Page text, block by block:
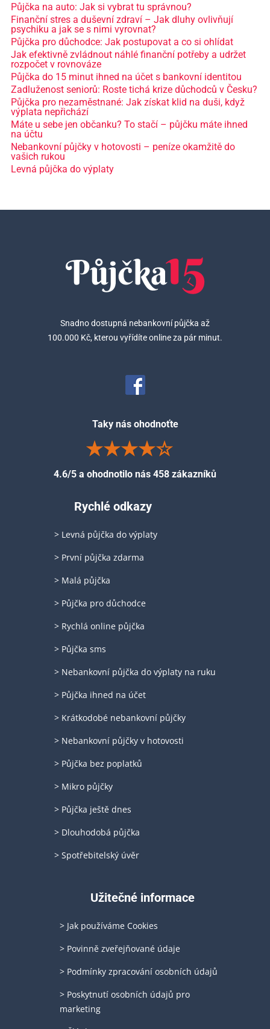
Půjčka na auto: Jak si vybrat tu správnou?
Finanční stres a duševní zdraví – Jak dluhy ovlivňují
psychiku a jak se s nimi vyrovnat?
Půjčka pro důchodce: Jak postupovat a co si ohlídat
Jak efektivně zvládnout náhlé finanční potřeby a udržet
rozpočet v rovnováze
Půjčka do 15 minut ihned na účet s bankovní identitou
Zadluženost seniorů: Roste tichá krize důchodců v Česku?
Půjčka pro nezaměstnané: Jak získat klid na duši, když
výplata nepřichází
Máte u sebe jen občanku? To stačí – půjčku máte ihned
na účtu
Nebankovní půjčky v hotovosti – peníze okamžitě do
vašich rukou
Levná půjčka do výplaty
Snadno dostupná nebankovní půjčka až
100.000 Kč, kterou vyřídíte online za pár minut.
Taky nás ohodnoťte
4.6/5 a ohodnotilo nás 458 zákazníků
Rychlé odkazy
> Levná půjčka do výplaty
> První půjčka zdarma
> Malá půjčka
> Půjčka pro důchodce
> Rychlá online půjčka
> Půjčka sms
> Nebankovní půjčka do výplaty na ruku
> Půjčka ihned na účet
> Krátkodobé nebankovní půjčky
> Nebankovní půjčky v hotovosti
> Půjčka bez poplatků
> Mikro půjčky
> Půjčka ještě dnes
> Dlouhodobá půjčka
> Spotřebitelský úvěr
Užitečné informace
> Jak používáme Cookies
> Povinně zveřejňované údaje
> Podmínky zpracování osobních údajů
> Poskytnutí osobních údajů pro
marketing